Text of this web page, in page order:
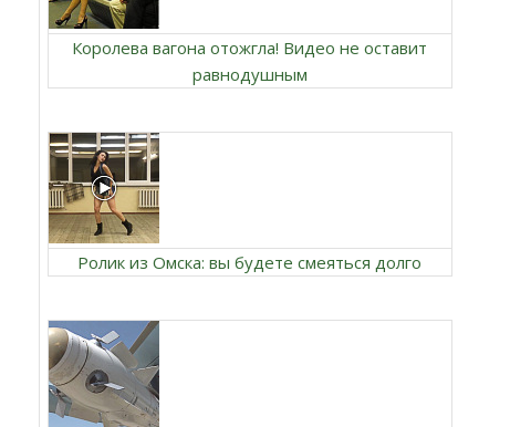
Королева вагона отожгла! Видео не оставит
равнодушным
Ролик из Омска: вы будете смеяться долго